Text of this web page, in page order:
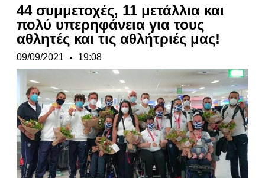
44 συμμετοχές, 11 μετάλλια και
πολύ υπερηφάνεια για τους
αθλητές και τις αθλήτριές μας!
09/09/2021 19:08